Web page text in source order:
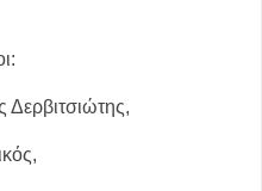
Δερβιτσιώτης,